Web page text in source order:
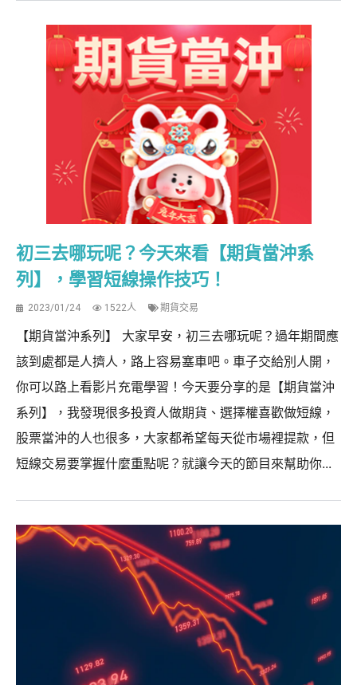
初三去哪玩呢？今天來看【期貨當沖系
列】，學習短線操作技巧！
2023/01/24 1522人 期貨交易
【期貨當沖系列】 大家早安，初三去哪玩呢？過年期間應
該到處都是人擠人，路上容易塞車吧。車子交給別人開，
你可以路上看影片充電學習！今天要分享的是【期貨當沖
系列】，我發現很多投資人做期貨、選擇權喜歡做短線，
股票當沖的人也很多，大家都希望每天從市場裡提款，但
短線交易要掌握什麼重點呢？就讓今天的節目來幫助你...